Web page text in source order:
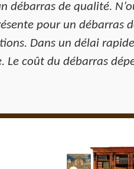
de qualité.
pour un débarras
Dans un délai
Le coût du débarras